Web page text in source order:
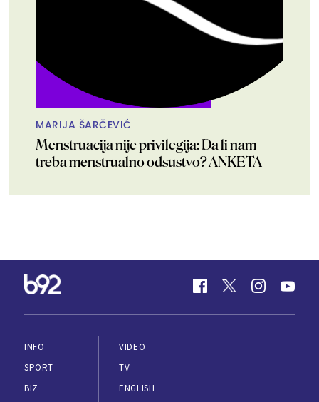
MARIJA ŠARČEVIĆ
Menstruacija nije privilegija: Da li nam
treba menstrualno odsustvo? ANKETA
INFO
SPORT
BIZ
VIDEO
TV
ENGLISH